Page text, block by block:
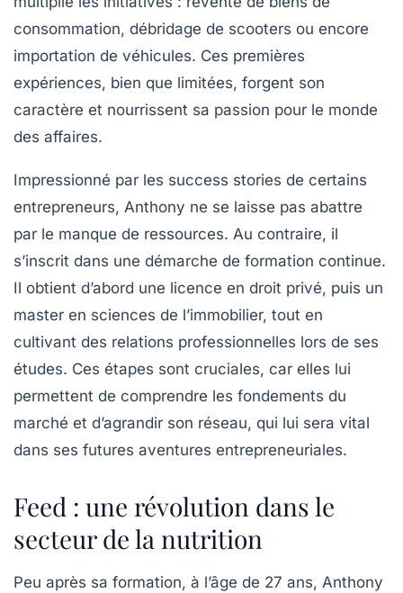
consommation, débridage de scooters ou encore
importation de véhicules. Ces premières
expériences, bien que limitées, forgent son
caractère et nourrissent sa passion pour le monde
des affaires.
Impressionné par les success stories de certains
entrepreneurs, Anthony ne se laisse pas abattre
par le manque de ressources. Au contraire, il
s’inscrit dans une démarche de formation continue.
Il obtient d’abord une licence en droit privé, puis un
master en sciences de l’immobilier, tout en
cultivant des relations professionnelles lors de ses
études. Ces étapes sont cruciales, car elles lui
permettent de comprendre les fondements du
marché et d’agrandir son réseau, qui lui sera vital
dans ses futures aventures entrepreneuriales.
Feed : une révolution dans le
secteur de la nutrition
Peu après sa formation, à l’âge de 27 ans, Anthony